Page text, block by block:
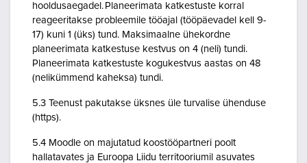
hooldusaegadel. Planeerimata katkestuste korral
reageeritakse probleemile tööajal (tööpäevadel kell 9-
17) kuni 1 (üks) tund. Maksimaalne ühekordne
planeerimata katkestuse kestvus on 4 (neli) tundi.
Planeerimata katkestuste kogukestvus aastas on 48
(nelikümmend kaheksa) tundi.
5.3 Teenust pakutakse üksnes üle turvalise ühenduse
(https).
5.4 Moodle on majutatud koostööpartneri poolt
hallatavates ja Euroopa Liidu territooriumil asuvates